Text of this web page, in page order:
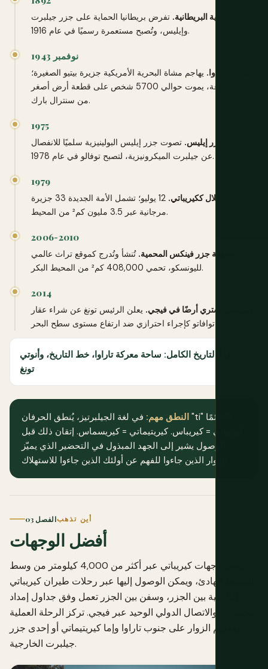
الحماية البريطانية. تفرض بريطانيا الحماية على جزر جيلبرت
وإيليس، وتُصبح مستعمرة رسميًا في عام 1916.
نوفمبر 1943
معركة تاراوا. يهاجم مشاة البحرية الأمريكية جزيرة بيتيو الصغيرة؛
في 76 ساعة، يموت حوالي 5700 شخص على قطعة أرض أصغر
من سنترال بارك.
1975
انفصال جزر إيليس. تصوت جزر إيليس البولينيزية سلميًا للانفصال
عن جيلبرت الميكرونيزية، لتصبح توفالو في عام 1978.
1979
الاستقلال ككيريباتي.
12 يوليو؛ تشمل الأمة الجديدة 33 جزيرة
مرجانية عبر 3.5 مليون كم² من المحيط.
2006-2010
منطقة جزر فينكس المحمية. تُنشأ وتُدرج كموقع تراث عالمي
لليونسكو، تحمي 408,000 كم² من المحيط البكر.
2014
كيريباتي تشتري أرضًا في فيجي. يعلن الرئيس تونغ عن شراء عقار
اقرأ التاريخ الكامل: ساحة معركة تاراوا، خط التاريخ، وأنوتي
تونغ
النطق مهم: في لغة الجيلبرتيز، يُنطق الحرفان "ti" دائمًا "s".
كيريباتي = كيريباس. كيريتيماتي = كيريسماس. إتقان ذلك قبل
الوصول يشير إلى الجهد المبذول في التحضير الذي يميّز
الفصل 03أين تذهب
أفضل الوجهات
تنتشر وجهات كيريباتي عبر أكثر من 4,000 كيلومتر من وسط
المحيط الهادئ، ويمكن الوصول إليها عبر رحلات طيران كيريباتي
الداخلية بين الجزر، وسفن بين الجزر تعمل وفق جداول إمداد
مجتمعية، والاتصال الدولي الوحيد عبر فيجي. تركز الرحلة العملية
لمعظم الزوار على جنوب تاراوا وإما كيريتيماتي أو إحدى جزر
جيلبرت الخارجية.